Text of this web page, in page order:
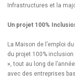
Infrastructures et la
Un projet 100%
La Maison de l’emploi
du projet 100% inclusion
», tout au long de
avec des entreprises